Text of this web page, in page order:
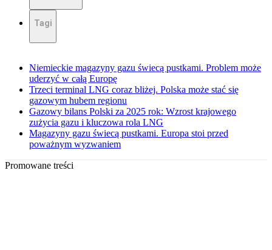
Tagi
Niemieckie magazyny gazu świecą pustkami. Problem może
uderzyć w całą Europę
Trzeci terminal LNG coraz bliżej. Polska może stać się
gazowym hubem regionu
Gazowy bilans Polski za 2025 rok: Wzrost krajowego
zużycia gazu i kluczowa rola LNG
Magazyny gazu świecą pustkami. Europa stoi przed
poważnym wyzwaniem
Promowane treści